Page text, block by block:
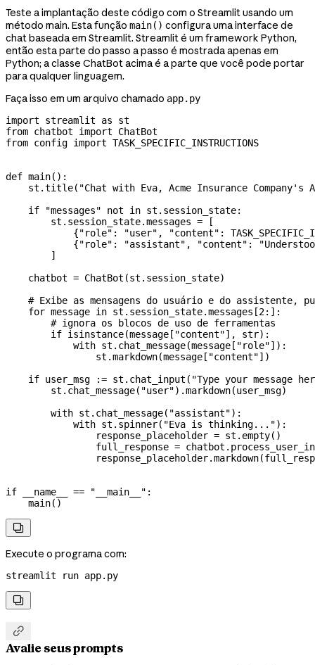
Teste a implantação deste código com o Streamlit usando um
método main. Esta função main() configura uma interface de
chat baseada em Streamlit. Streamlit é um framework Python,
então esta parte do passo a passo é mostrada apenas em
Python; a classe ChatBot acima é a parte que você pode portar
para qualquer linguagem.
Faça isso em um arquivo chamado app.py
import streamlit as st
from chatbot import ChatBot
from config import TASK_SPECIFIC_INSTRUCTIONS
def main():
    st.title(
"Chat with Eva, Acme Insurance Company's
    if
"messages" not in st.session_state:
        st.session_state.messages
= [
            {
"role" : "user" , "content" :
            {
"role" : "assistant" , "content" :
        ]
    chatbot
= ChatBot(st.session_state)
# Exibe as mensagens do usuário e do assistente,
    for
message in st.session_state.messages[2:]:
        # ignora os blocos de uso de ferramentas
        if
isinstance(message[ "content"], str):
            with
st.chat_message(message[ "role"]):
                st.markdown(message[
"content"])
    if
user_msg := st.chat_input( "Type your message
        st.chat_message(
"user").markdown(user_msg)
        with
st.chat_message( "assistant"):
            with
st.spinner( "Eva is thinking..."):
                response_placeholder
= st.empty()
                full_response
=
if __name__ == "__main__" :
    main()

Execute o programa com:
streamlit run app.py


Avalie seus prompts